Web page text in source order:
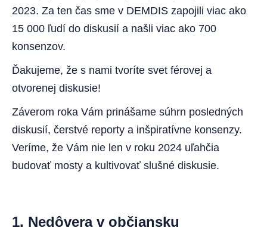
2023. Za ten čas sme v DEMDIS zapojili viac ako
15 000 ľudí do diskusií a našli viac ako 700
konsenzov.
Ďakujeme, že s nami tvoríte svet férovej a
otvorenej diskusie!
Záverom roka Vám prinášame súhrn posledných
diskusií, čerstvé reporty a inšpiratívne konsenzy.
Veríme, že Vám nie len v roku 2024 uľahčia
budovať mosty a kultivovať slušné diskusie.
1. Nedôvera v občiansku